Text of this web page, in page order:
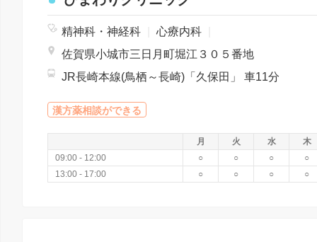
精神科・神経科 心療内科
佐賀県小城市三日月町堀江３０５番地
JR長崎本線(鳥栖～長崎)「久保田」 車11分
漢方薬相談ができる
月 火 水
木
09:00 - 12:00
○ ○ ○
○
13:00 - 17:00
○ ○ ○ ○